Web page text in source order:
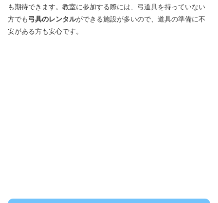
も期待できます。教室に参加する際には、弓道具を持っていない
方でも弓具のレンタルができる施設が多いので、道具の準備に不
安がある方も安心です。